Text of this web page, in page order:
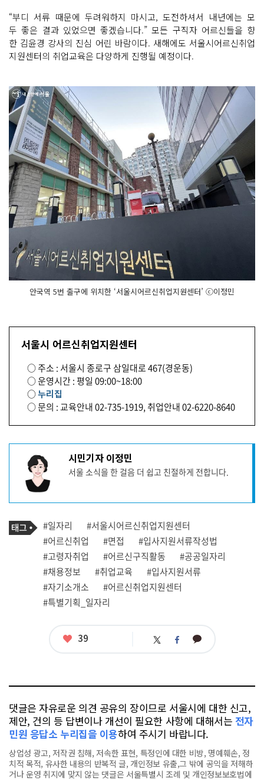
“부디 서류 때문에 두려워하지 마시고, 도전하셔서 내년에는 모
두 좋은 결과 있었으면 좋겠습니다.” 모든 구직자 어르신들을 향
한 김윤경 강사의 진심 어린 바람이다. 새해에도 서울시어르신취업
지원센터의 취업교육은 다양하게 진행될 예정이다.
안국역 5번 출구에 위치한 ‘서울시어르신취업지원센터’ ⓒ이정민
서울시 어르신취업지원센터
○ 주소 : 서울시 종로구 삼일대로 467(경운동)
○ 운영시간 : 평일 09:00~18:00
○누리집
○ 문의 : 교육안내 02-735-1919, 취업안내 02-6220-8640
프
필
시민기자 이정민
서울 소식을 한 걸음 더 쉽고 친절하게 전합니다.
기
사
관
련
태
그
태
그
#일자리
#서울시어르신취업지원센터
#어르신취업
#면접
#입사지원서류작성법
#고령자취업
#어르신구직활동
#공공일자리
#채용정보
#취업교육
#입사지원서류
#자기소개소
#어르신취업지원센터
#특별기획_일자리
좋
39 트 페 카
댓글은 자유로운 의견 공유의 장이므로 서울시에 대한 신고,
제안, 건의 등 답변이나 개선이 필요한 사항에 대해서는 전자
민원 응답소 누리집을 이용하여 주시기 바랍니다.
상업성 광고, 저작권 침해, 저속한 표현, 특정인에 대한 비방, 명예훼손, 정
치적 목적, 유사한 내용의 반복적 글, 개인정보 유출,그 밖에 공익을 저해하
거나 운영 취지에 맞지 않는 댓글은 서울특별시 조례 및 개인정보보호법에